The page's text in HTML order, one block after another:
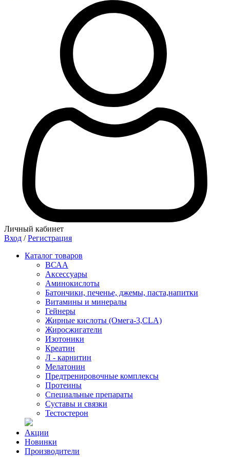
Личный кабинет
Вход / Регистрация
Каталог товаров
ВСАА
Аксессуары
Аминокислоты
Батончики, печенье, джемы, паста,напитки
Витамины и минералы
Гейнеры
Жирные кислоты (Омега-3,CLA)
Жиросжигатели
Изотоники
Креатин
Л - карнитин
Мелатонин
Предтренировочные комплексы
Протеины
Специальные препараты
Суставы и связки
Тестостерон
Акции
Новинки
Производители